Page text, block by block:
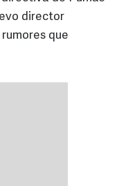
director
que